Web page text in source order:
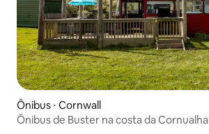
Ônibus ⋅ Cornwall
Ônibus de Buster na costa da Cornualha